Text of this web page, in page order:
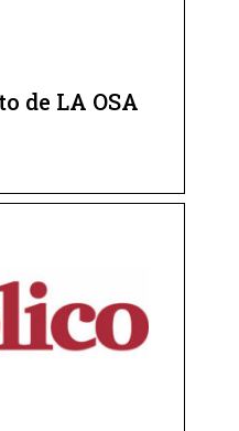
de LA OSA